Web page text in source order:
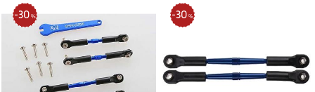
30 % 30 %